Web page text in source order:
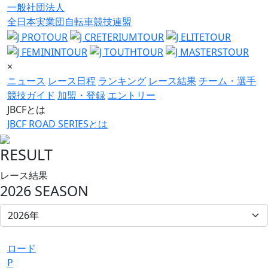
一般社団法人
全日本実業団自転車競技連盟
×
ニュース レース日程 ランキング レース結果チーム・選手
競技ガイド 加盟・登録 エントリー
JBCFとは
JBCF ROAD SERIESとは
RESULT
レース結果
2026 SEASON
ロード
P